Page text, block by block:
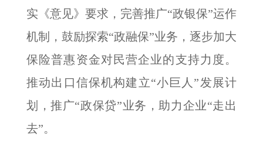
实《意见》要求，完善推广“政银保”运作
机制，鼓励探索“政融保”业务，逐步加大
保险普惠资金对民营企业的支持力度。
推动出口信保机构建立“小巨人”发展计
划，推广“政保贷”业务，助力企业“走出
去”。